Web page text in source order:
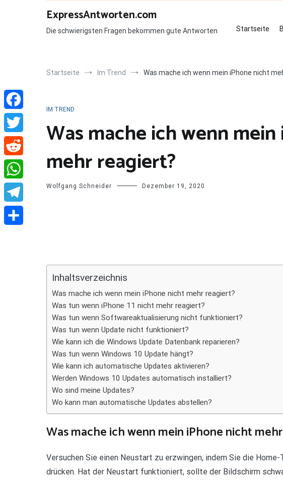
ExpressAntworten.com
Die schwierigsten Fragen bekommen gute Antworten Startseite
Startseite Im Trend Was mache ich wenn mein iPhone nicht
IM TREND
Was mache ich wenn
mehr reagiert?
Wolfgang Schneider Dezember 19, 2020
Inhaltsverzeichnis
Was mache ich wenn mein iPhone nicht mehr reagiert?
Was tun wenn iPhone 11 nicht mehr reagiert?
Was tun wenn Softwareaktualisierung nicht funktioniert?
Was tun wenn Update nicht funktioniert?
Wie kann ich die Windows Update Datenbank reparieren?
Was tun wenn Windows 10 Update hängt?
Wie kann ich automatische Updates aktivieren?
Werden Windows 10 Updates automatisch installiert?
Wo sind meine Updates?
Wo kann man automatische Updates abstellen?
Was mache ich wenn mein iPhone nicht
Versuchen Sie einen Neustart zu erzwingen, indem Sie die
drücken. Hat der Neustart funktioniert, sollte der Bildschirm
Facebook
Twitter
Reddit
WhatsApp
Telegram